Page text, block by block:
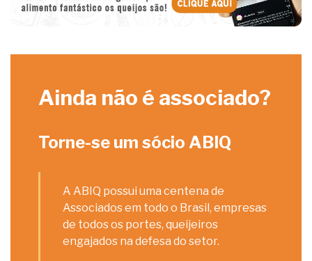
Ainda não é associado?
Torne-se um sócio ABIQ
A ABIQ possui uma centena de
Associados em todo o Brasil, empresas
de todos os portes, queijeiros
engajados na defesa do setor.